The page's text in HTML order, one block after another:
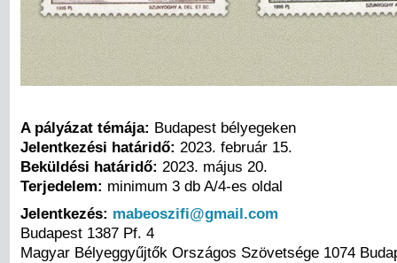
A pályázat témája: Budapest bélyegeken
Jelentkezési határidő: 2023. február 15.
Beküldési határidő: 2023. május 20.
Terjedelem: minimum 3 db A/4-es oldal
Jelentkezés: mabeoszifi@gmail.com
Budapest 1387 Pf. 4
Magyar Bélyeggyűjtők Országos Szövetsége 1074